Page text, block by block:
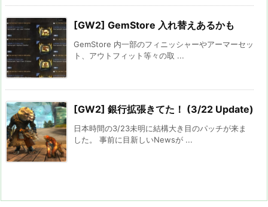
[GW2] GemStore 入れ替えあるかも
GemStore 内一部のフィニッシャーやアーマーセッ
ト、アウトフィット等々の取 ...
[GW2] 銀行拡張きてた！ (3/22 Update)
日本時間の3/23未明に結構大き目のパッチが来ま
した。 事前に目新しいNewsが ...